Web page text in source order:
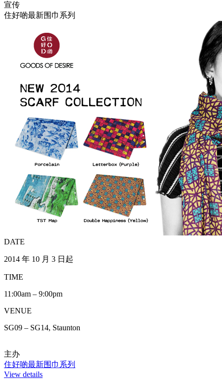
宣传
住好啲最新围巾系列
DATE
2014 年 10 月 3 日起
TIME
11:00am – 9:00pm
VENUE
SG09 – SG14, Staunton
主办
住好啲最新围巾系列
View details